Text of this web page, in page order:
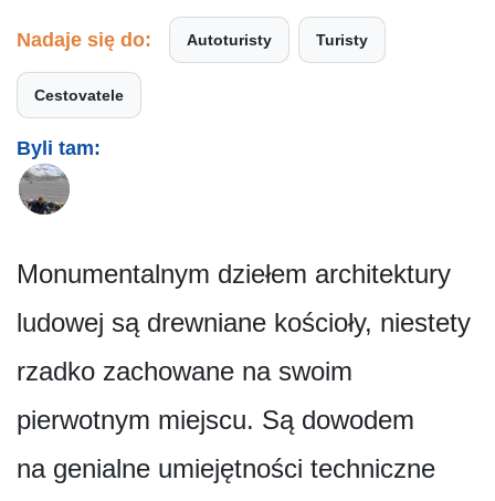
Nadaje się do: Autoturisty Turisty
Cestovatele
Byli tam:
Monumentalnym dziełem architektury
ludowej są drewniane kościoły, niestety
rzadko zachowane na swoim
pierwotnym miejscu. Są dowodem
na genialne umiejętności techniczne